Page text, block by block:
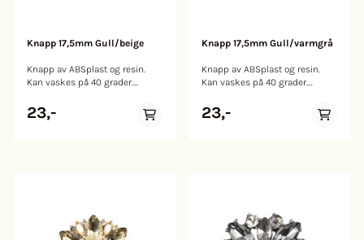
Knapp 17,5mm Gull/beige
Knapp av ABSplast og resin.
Kan vaskes på 40 grader.
23,-
Knapp 17,5mm Gull/varmgrå
Knapp av ABSplast og resin.
Kan vaskes på 40 grader.
23,-